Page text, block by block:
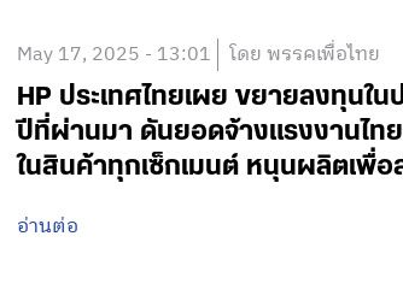
May 17, 2025 - 13:01 โดย พรรคเพื่อไทย
HP ประเทศไทยเผย ขยายลงทุนใ
ปีที่ผ่านมา ดันยอดจ้างแรงงานไทย
ในสินค้าทุกเซ็กเมนต์ หนุนผลิตเพื่
อ่านต่อ